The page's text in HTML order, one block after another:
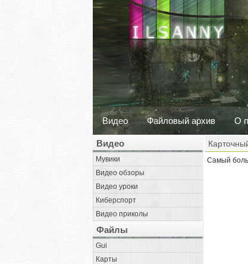
Видео Файловый архив О
Видео
Мувики
Видео обзоры
Видео уроки
Киберспорт
Видео приколы
Файлы
Gui
Карты
Самый